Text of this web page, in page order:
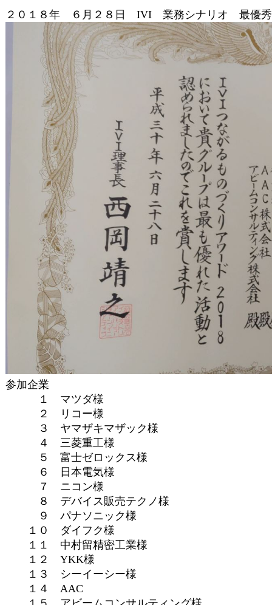
２０１８年 ６月２８日 IVI 業務シナリオ 最優秀
参加企業
１ マツダ様
２ リコー様
３ ヤマザキマザック様
４ 三菱重工様
５ 富士ゼロックス様
６ 日本電気様
７ ニコン様
８ デバイス販売テクノ様
９ パナソニック様
１０ ダイフク様
１１ 中村留精密工業様
１２ YKK様
１３ シーイーシー様
１４ AAC